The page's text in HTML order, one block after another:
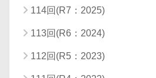
114回(R7：2025)
113回(R6：2024)
112回(R5：2023)